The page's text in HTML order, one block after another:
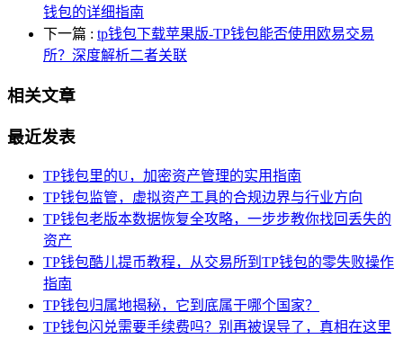
钱包的详细指南
下一篇 : tp钱包下载苹果版-TP钱包能否使用欧易交易
所？深度解析二者关联
相关文章
最近发表
TP钱包里的U，加密资产管理的实用指南
TP钱包监管，虚拟资产工具的合规边界与行业方向
TP钱包老版本数据恢复全攻略，一步步教你找回丢失的
资产
TP钱包酷儿提币教程，从交易所到TP钱包的零失败操作
指南
TP钱包归属地揭秘，它到底属于哪个国家？
TP钱包闪兑需要手续费吗？别再被误导了，真相在这里